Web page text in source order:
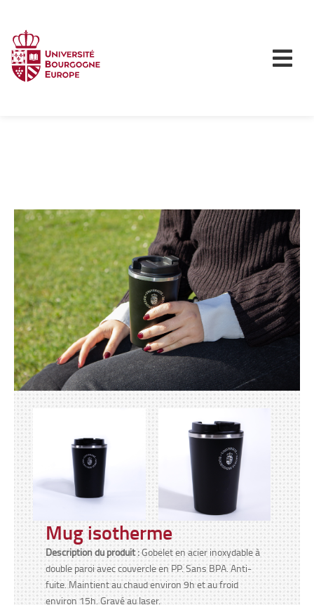
Mug isotherme
Description du produit :Gobelet en acier inoxydable à
double paroi avec couvercle en PP. Sans BPA. Anti-
fuite. Maintient au chaud environ 9h et au froid
environ 15h. Gravé au laser.